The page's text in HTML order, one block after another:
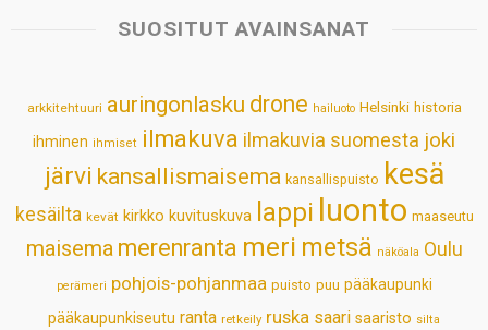
s
p
b
k
e
n
e
s
t
l
SUOSITUT AVAINSANAT
arkkitehtuuri auringonlasku drone hailuoto Helsinki historia
ihminen ihmiset ilmakuva ilmakuvia suomesta joki
järvi kansallismaisema kansallispuisto kesä
kesäilta kevät kirkko kuvituskuva lappi luonto maaseutu
maisema merenranta meri metsä näköala Oulu
perämeri pohjois-pohjanmaa puisto puu pääkaupunki
pääkaupunkiseutu ranta retkeily ruska saari saaristo silta